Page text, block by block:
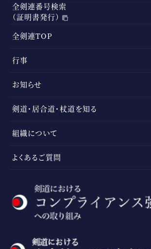
全剣連番号検索
（証明書発行）
全剣連TOP
行事
お知らせ
剣道・居合道・杖道を知る
組織について
よくあるご質問